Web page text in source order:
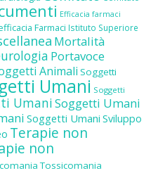
Efficacia farmaci
Farmaci Istituto Superiore
Mortalità
Portavoce
Animali Soggetti
Umani Soggetti
UmaniSoggetti Umani
Soggetti Umani Sviluppo
Terapie non
non
Tossicomania